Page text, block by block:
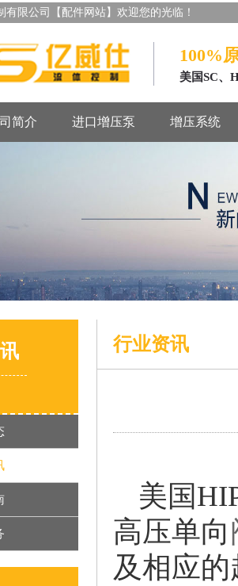
有限公司【配件网站】欢迎您的光临！
100%
美国SC、
简介 进口增压泵 增压系统
行业资讯
美国
高压单向
及相应